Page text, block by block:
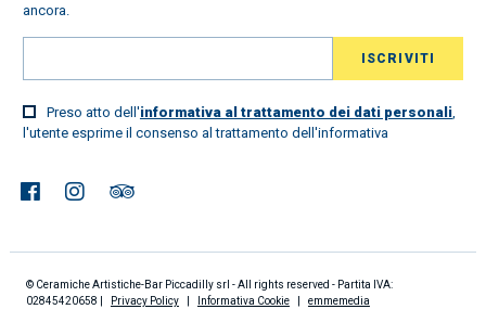
ancora.
Preso atto dell'informativa al trattamento dei dati personali,
l'utente esprime il consenso al trattamento dell'informativa
© Ceramiche Artistiche-Bar Piccadilly srl - All rights reserved - Partita IVA:
02845420658 |
Privacy Policy Informativa Cookie emmemedia